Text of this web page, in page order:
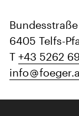
Bundesstraße
6405 Telfs-
T +43 5262
info